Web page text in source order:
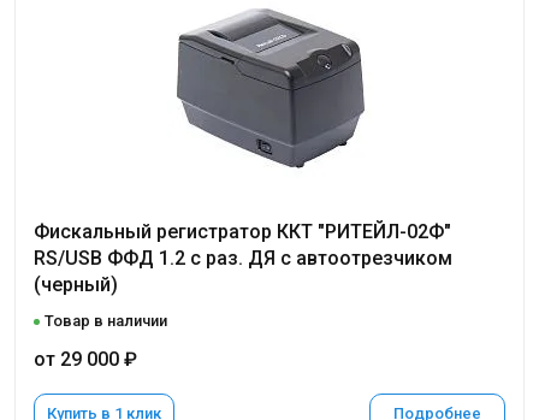
Фискальный регистратор ККТ "РИТЕЙЛ-02Ф"
RS/USB ФФД 1.2 с раз. ДЯ с автоотрезчиком
(черный)
Товар в наличии
от 29 000 ₽
Купить в 1 клик Подробнее